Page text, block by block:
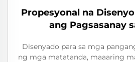
Propesyonal na
ang Pagsasanay
Disenyado para sa mga
ng mga matatanda, maaaring